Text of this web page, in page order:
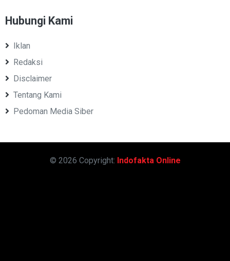
Hubungi Kami
Iklan
Redaksi
Disclaimer
Tentang Kami
Pedoman Media Siber
© 2026 Copyright: Indofakta Online